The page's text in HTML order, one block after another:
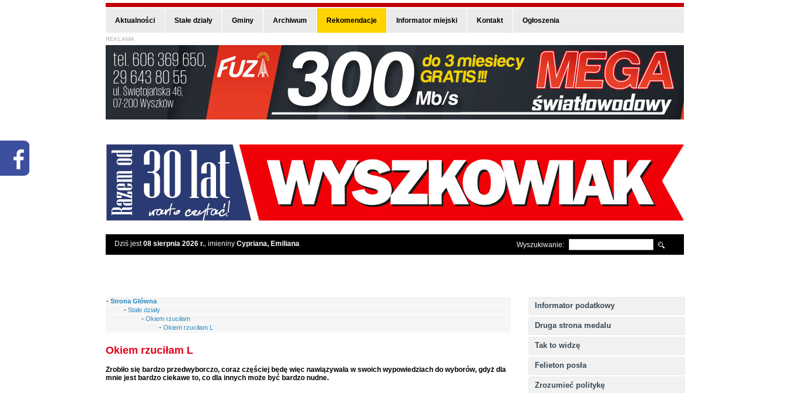
Aktualności Stałe działy Gminy Archiwum Rekomendacje Informator miejski Kontakt Ogłoszenia
REKLAMA
Dziś jest08 sierpnia 2026 r., imieniny Cypriana, Emiliana Wyszukiwanie:
Informator podatkowy
Druga strona medalu
Tak to widzę
Felieton posła
Zrozumieć politykę
- Strona Główna
- Stałe działy
- Okiem rzuciłam
- Okiem rzuciłam L
Okiem rzuciłam L
Zrobiło się bardzo przedwyborczo, coraz częściej będę więc nawiązywała w swoich wypowiedziach do wyborów, gdyż dla
mnie jest bardzo ciekawe to, co dla innych może być bardzo nudne.